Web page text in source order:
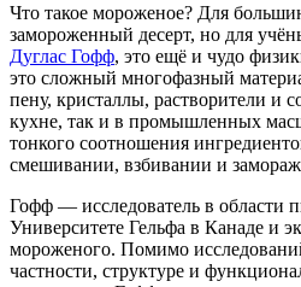
Что такое мороженое? Для
замороженный десерт, но для
Дуглас Гофф, это ещё и чудо
это сложный многофазный
пену, кристаллы, растворители и
кухне, так и в промышленных
тонкого соотношения
смешивании, взбивании и
Гофф — исследователь в области
Университете Гельфа в Канаде и
мороженого. Помимо
частности, структуре и